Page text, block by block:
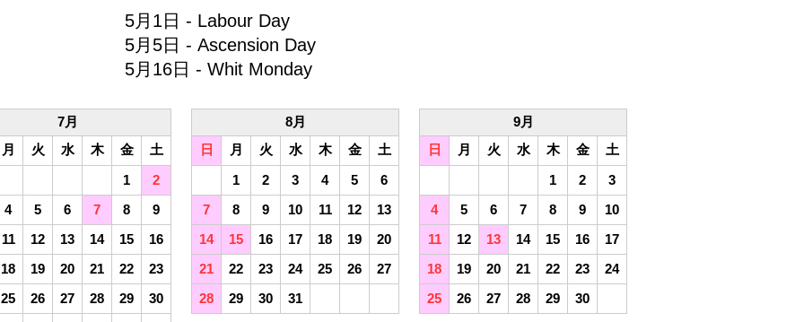
5月1日 - Labour Day
5月5日 - Ascension Day
5月16日 - Whit Monday
7月
月 火 水 木 金
土
1
2
4 5 6 7 8
9
11 12 13 14 15
16
18 19 20 21 22
23
25 26 27 28 29
30
8月
日
月 火 水 木 金
土
1
2 3 4 5
6
7
8 9 10 11 12
13
14
15 16 17 18 19
20
21
22 23 24 25 26
27
28
29 30 31
9月
日
月 火 水 木 金
土
1
2
3
4
5 6 7 8 9
10
11
12 13 14 15 16
17
18
19 20 21 22 23
24
25
26 27 28 29 30